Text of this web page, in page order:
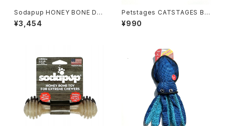
Sodapup HONEY BONE DE
NTAL TOWER CHEW TOY
ソダパップ ハニーボーン デ
¥3,454
Petstages CATSTAGES Bal
l Treat Stuffer ペットステー
ジ キャットステージ ボール トリ
¥990